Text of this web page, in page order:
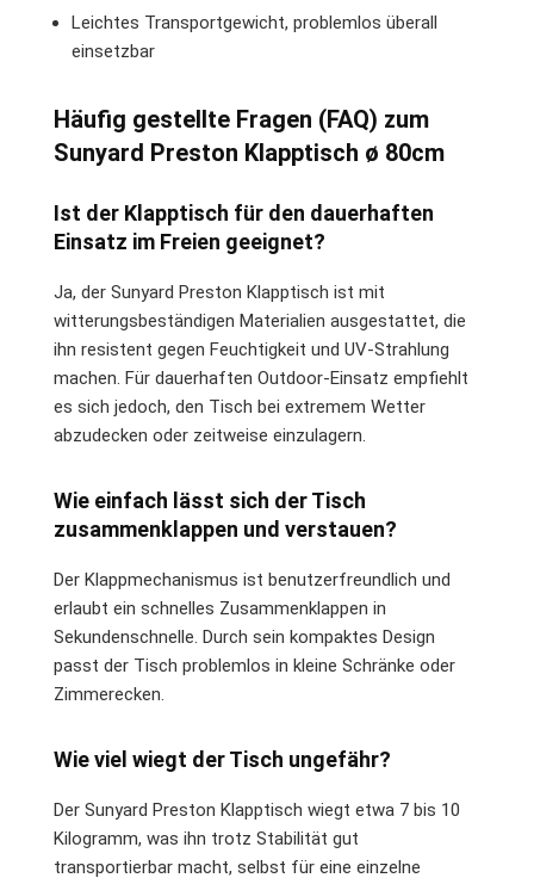
Leichtes Transportgewicht, problemlos überall
einsetzbar
Häufig gestellte Fragen (FAQ) zum
Sunyard Preston Klapptisch ø 80cm
Ist der Klapptisch für den dauerhaften
Einsatz im Freien geeignet?
Ja, der Sunyard Preston Klapptisch ist mit
witterungsbeständigen Materialien ausgestattet, die
ihn resistent gegen Feuchtigkeit und UV-Strahlung
machen. Für dauerhaften Outdoor-Einsatz empfiehlt
es sich jedoch, den Tisch bei extremem Wetter
abzudecken oder zeitweise einzulagern.
Wie einfach lässt sich der Tisch
zusammenklappen und verstauen?
Der Klappmechanismus ist benutzerfreundlich und
erlaubt ein schnelles Zusammenklappen in
Sekundenschnelle. Durch sein kompaktes Design
passt der Tisch problemlos in kleine Schränke oder
Zimmerecken.
Wie viel wiegt der Tisch ungefähr?
Der Sunyard Preston Klapptisch wiegt etwa 7 bis 10
Kilogramm, was ihn trotz Stabilität gut
transportierbar macht, selbst für eine einzelne